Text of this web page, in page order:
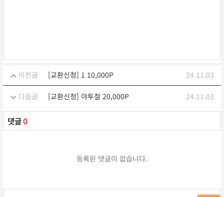
이전글 [교환신청] 1 10,000P 24.11.03
다음글 [교환신청] 야투철 20,000P 24.11.03
댓글0
등록된 댓글이 없습니다.